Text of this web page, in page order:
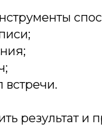
встречи.
результат